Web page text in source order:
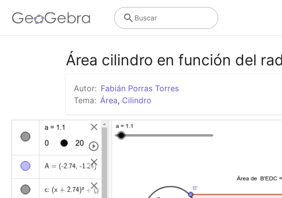
Buscar
Área cilindro en función del
Autor: Fabián Porras Torres
Tema: Área, Cilindro